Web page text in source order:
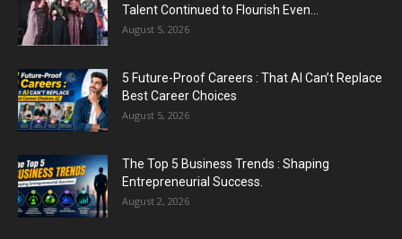
Talent Continued to Flourish Even...
August 5, 2026
5 Future-Proof Careers : That AI Can’t Replace
Best Career Choices
August 5, 2026
The Top 5 Business Trends : Shaping
Entrepreneurial Success.
August 2, 2026